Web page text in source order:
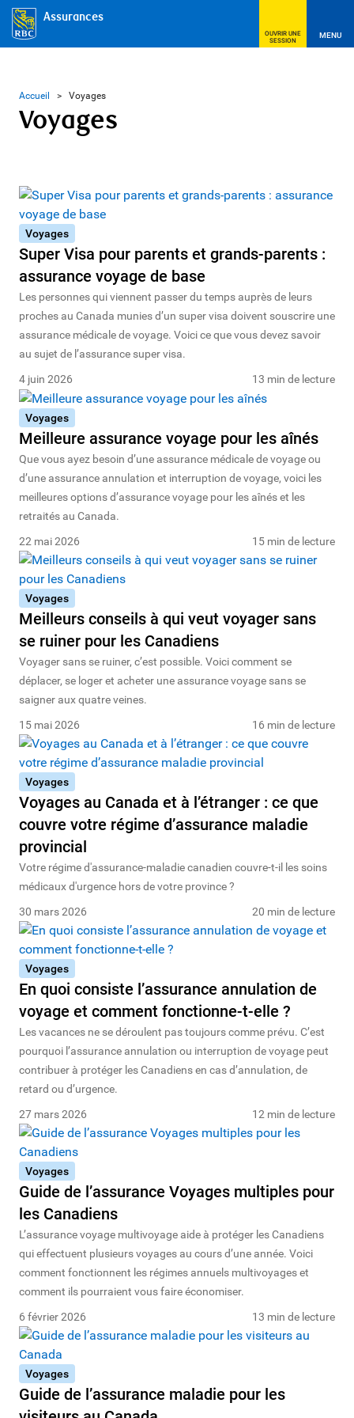
Assurances
OUVRIR UNE
SESSION
MENU
Accueil > Voyages
Voyages
Voyages
Super Visa pour parents et grands-parents :
assurance voyage de base
Les personnes qui viennent passer du temps auprès de leurs
proches au Canada munies d’un super visa doivent souscrire une
assurance médicale de voyage. Voici ce que vous devez savoir
au sujet de l’assurance super visa.
4 juin 2026
13 min de lecture
Voyages
Meilleure assurance voyage pour les aînés
Que vous ayez besoin d’une assurance médicale de voyage ou
d’une assurance annulation et interruption de voyage, voici les
meilleures options d’assurance voyage pour les aînés et les
retraités au Canada.
22 mai 2026
15 min de lecture
Voyages
Meilleurs conseils à qui veut voyager sans
se ruiner pour les Canadiens
Voyager sans se ruiner, c’est possible. Voici comment se
déplacer, se loger et acheter une assurance voyage sans se
saigner aux quatre veines.
15 mai 2026
16 min de lecture
Voyages
Voyages au Canada et à l’étranger : ce que
couvre votre régime d’assurance maladie
provincial
Votre régime d'assurance-maladie canadien couvre-t-il les soins
médicaux d'urgence hors de votre province ?
30 mars 2026
20 min de lecture
Voyages
En quoi consiste l’assurance annulation de
voyage et comment fonctionne-t-elle ?
Les vacances ne se déroulent pas toujours comme prévu. C’est
pourquoi l’assurance annulation ou interruption de voyage peut
contribuer à protéger les Canadiens en cas d’annulation, de
retard ou d’urgence.
27 mars 2026
12 min de lecture
Voyages
Guide de l’assurance Voyages multiples pour
les Canadiens
L’assurance voyage multivoyage aide à protéger les Canadiens
qui effectuent plusieurs voyages au cours d’une année. Voici
comment fonctionnent les régimes annuels multivoyages et
comment ils pourraient vous faire économiser.
6 février 2026
13 min de lecture
Voyages
Guide de l’assurance maladie pour les